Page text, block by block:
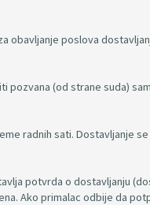
obavljanje poslova
(od strane suda)
radnih sati. Dostavljanje
potvrda o dostavljanju
Ako primalac odbije da